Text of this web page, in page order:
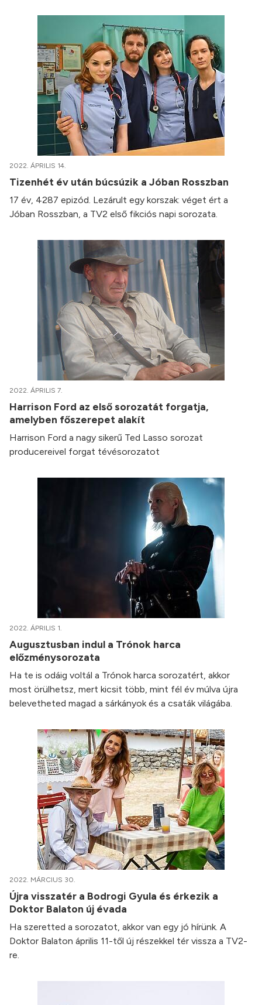
2022. ÁPRILIS 14.
Tizenhét év után búcsúzik a Jóban Rosszban
17 év, 4287 epizód. Lezárult egy korszak: véget ért a
Jóban Rosszban, a TV2 első fikciós napi sorozata.
2022. ÁPRILIS 7.
Harrison Ford az első sorozatát forgatja,
amelyben főszerepet alakít
Harrison Ford a nagy sikerű Ted Lasso sorozat
producereivel forgat tévésorozatot
2022. ÁPRILIS 1.
Augusztusban indul a Trónok harca
előzménysorozata
Ha te is odáig voltál a Trónok harca sorozatért, akkor
most örülhetsz, mert kicsit több, mint fél év múlva újra
belevetheted magad a sárkányok és a csaták világába.
2022. MÁRCIUS 30.
Újra visszatér a Bodrogi Gyula és érkezik a
Doktor Balaton új évada
Ha szeretted a sorozatot, akkor van egy jó hírünk. A
Doktor Balaton április 11-től új részekkel tér vissza a TV2-
re.